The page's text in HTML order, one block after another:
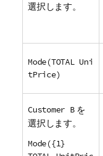
選択します。
Mode(TOTAL Uni
tPrice)
Customer Bを
選択します。
Mode({1}